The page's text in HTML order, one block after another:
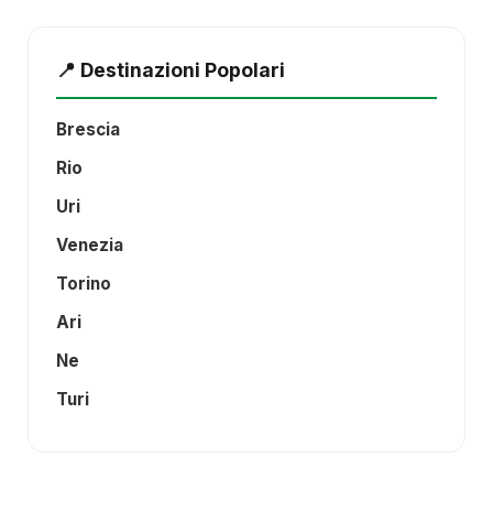
📍 Destinazioni Popolari
Brescia
Rio
Uri
Venezia
Torino
Ari
Ne
Turi